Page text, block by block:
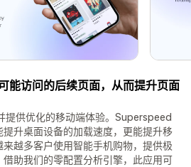
能访问的后续页面，从而提升页面
供优化的移动端体验。Superspeed
升桌面设备的加载速度，更能提升移
越多客户使用智能手机购物，提供极
助我们的零配置分析引擎，此应用可